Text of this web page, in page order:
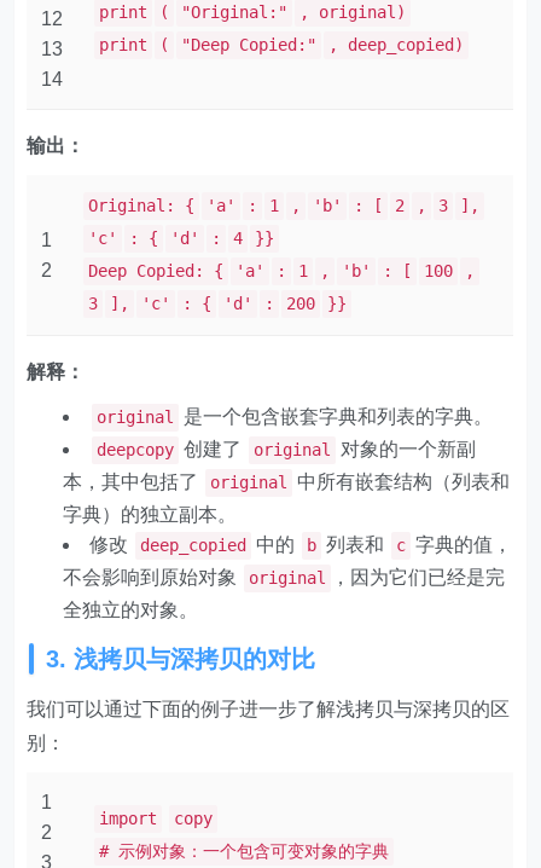
12
13
14
print
( "Original:"
, original)
print
( "Deep Copied:" , deep_copied)
输出：
1
2
Original: { 'a' : 1 , 'b' : [ 2 , 3
],
'c'
: { 'd' : 4
}}
Deep Copied: {
'a' : 1 , 'b' : [ 100
,
3
], 'c' : { 'd' : 200 }}
解释：
original 是一个包含嵌套字典和列表的字典。
deepcopy 创建了 original
对象的一个新副
本，其中包括了
original
中所有嵌套结构（列表和
字典）的独立副本。
修改
deep_copied 中的 b 列表和 c 字典的值，
不会影响到原始对象
original
，因为它们已经是完
全独立的对象。
3. 浅拷贝与深拷贝的对比
我们可以通过下面的例子进一步了解浅拷贝与深拷贝的区
别：
1
2
3
import
copy
# 示例对象：一个包含可变对象的字典